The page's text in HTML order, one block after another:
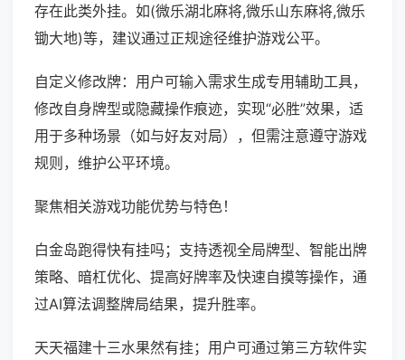
存在此类外挂。如(微乐湖北麻将,微乐山东麻将,微乐
锄大地)等，建议通过正规途径维护游戏公平。
自定义修改牌：用户可输入需求生成专用辅助工具，
修改自身牌型或隐藏操作痕迹，实现“必胜”效果，适
用于多种场景（如与好友对局），但需注意遵守游戏
规则，维护公平环境。
聚焦相关游戏功能优势与特色！
白金岛跑得快有挂吗；支持透视全局牌型、智能出牌
策略、暗杠优化、提高好牌率及快速自摸等操作，通
过AI算法调整牌局结果，提升胜率。
天天福建十三水果然有挂；用户可通过第三方软件实